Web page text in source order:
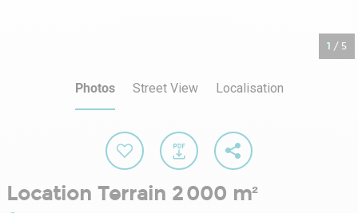
1 / 5
Photos Street View Localisation
Location Terrain 2 000 m²